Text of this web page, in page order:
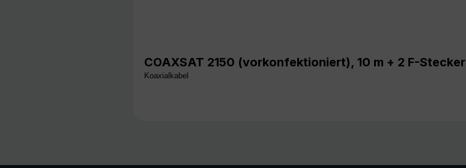
COAXSAT 2150 (vorkonfektioniert), 10 m + 2 F-Stecker
Koaxialkabel